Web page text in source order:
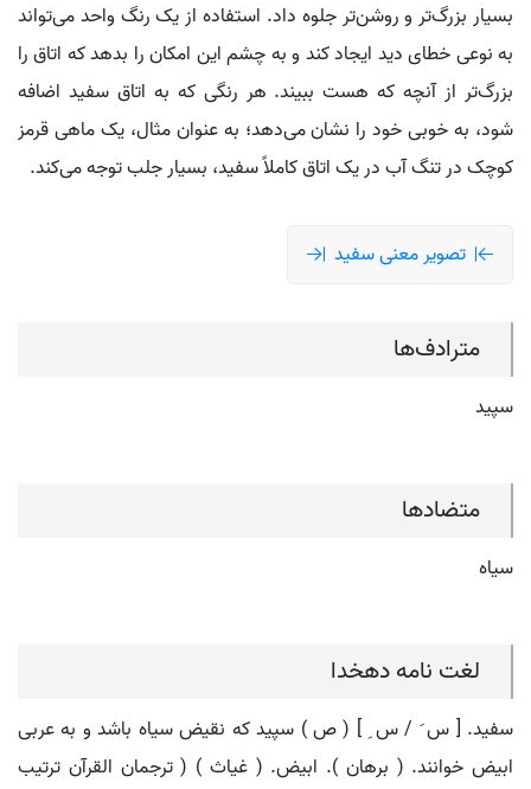
بسیار بزرگ‌تر و روشن‌تر جلوه داد. استفاده از یک رنگ واحد می‌تواند
به نوعی خطای دید ایجاد کند و به چشم این امکان را بدهد که اتاق را
بزرگ‌تر از آنچه که هست ببیند. هر رنگی که به اتاق سفید اضافه
شود، به خوبی خود را نشان می‌دهد؛ به عنوان مثال، یک ماهی قرمز
کوچک در تنگ آب در یک اتاق کاملاً سفید، بسیار جلب توجه می‌کند.
تصویر معنی سفید
مترادف‌ها
سپید
متضادها
سیاه
لغت نامه دهخدا
سفید. [ س َ / س ِ ] ( ص ) سپید که نقیض سیاه باشد و به عربی
ابیض خوانند. ( برهان ). ابیض. ( غیاث ) ( ترجمان القرآن ترتیب